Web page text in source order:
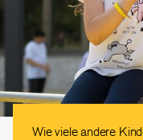
Wie viele andere